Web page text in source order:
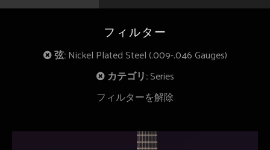
フィルター
弦:Nickel Plated Steel (.009-.046 Gauges)
カテゴリ:Series
フィルターを解除